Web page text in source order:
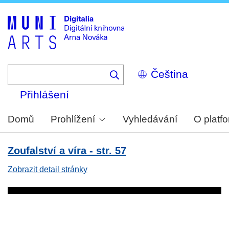
Select
your
Přihlášení
Domů Prohlížení Vyhledávání O
Zoufalství a víra - str. 57
Zobrazit detail stránky